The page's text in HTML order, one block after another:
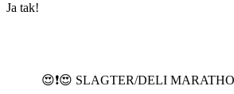
Ja tak!
😍❗️😍 SLAGTER/DELI